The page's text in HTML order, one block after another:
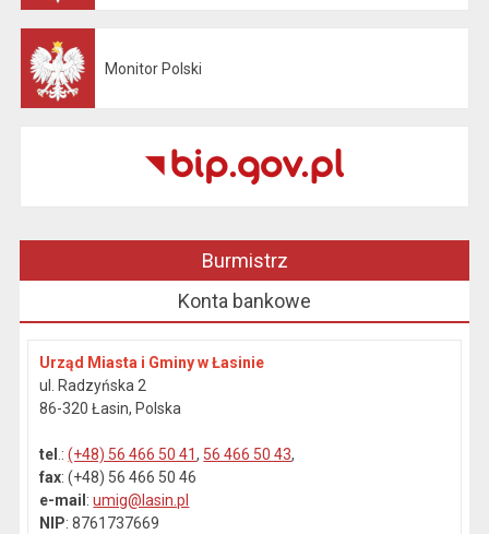
Monitor Polski
Burmistrz
Konta bankowe
Urząd Miasta i Gminy w Łasinie
ul. Radzyńska 2
86-320 Łasin, Polska
tel .:(+48) 56 466 50 41, 56 466 50 43,
fax: (+48) 56 466 50 46
e-mail :umig@lasin.pl
NIP: 8761737669